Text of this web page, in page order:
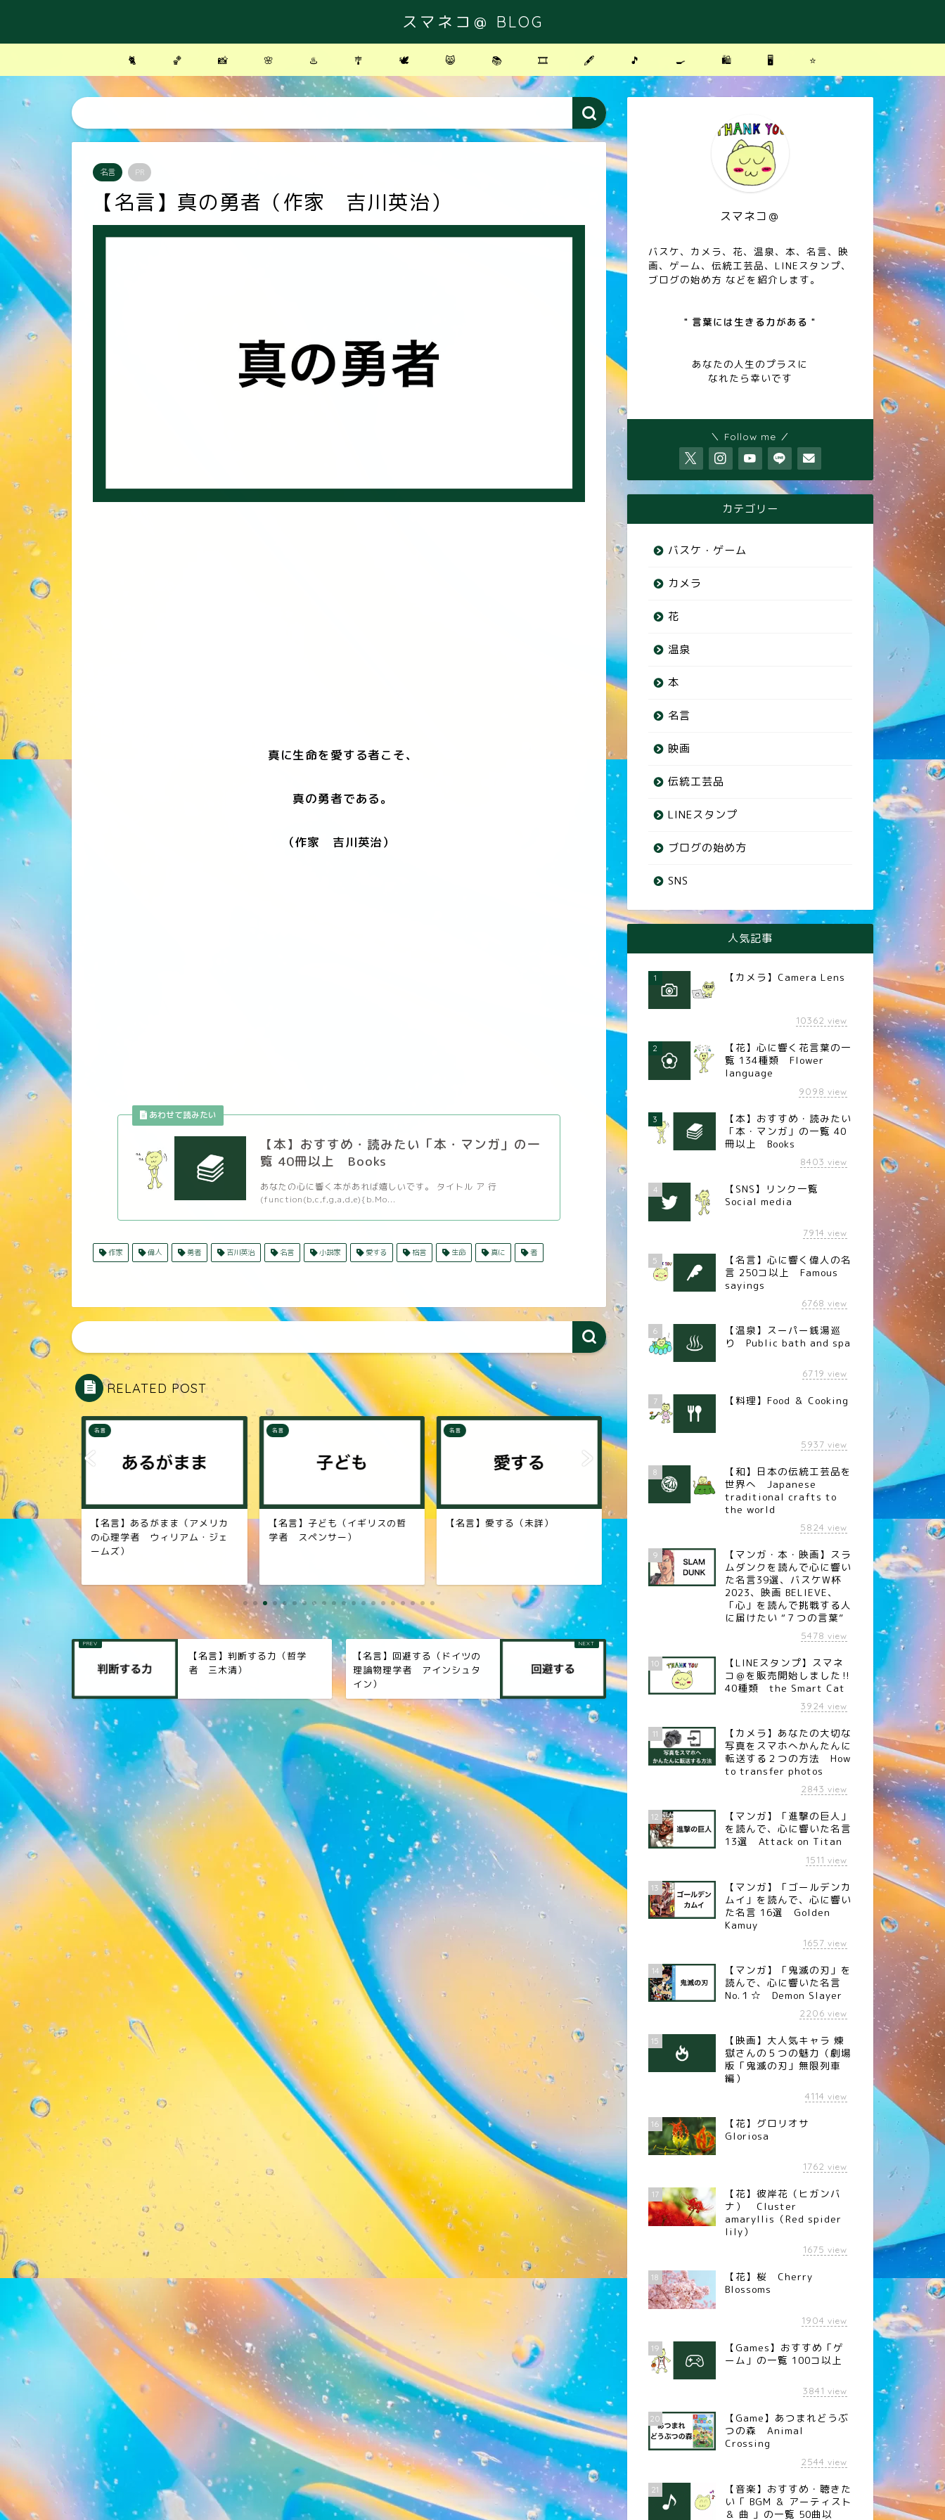
スマネコ＠ BLOG
🐈 🏀 📸 🌸 ♨️ 🎐 🕊 😸 📚 🎞 🖋 🎵 🍳 🛍 🖥 ⭐️
名言 PR
【名言】真の勇者（作家 吉川英治）
真に生命を愛する者こそ、
真の勇者である。
（作家 吉川英治）
【本】おすすめ・読みたい「本・マンガ」の一
覧 40冊以上 Books
あなたの心に響く本があれば嬉しいです。 タイトル ア 行
(function(b,c,f,g,a,d,e){b.Mo...
作家 偉人 勇者 吉川英治 名言 小説家 愛する 格言 生命 真に 者
RELATED POST
イギリス
・ボール
名言
【名言】あるがまま（アメリカ
の心理学者 ウィリアム・ジェ
ームズ）
名言
【名言】子ども（イギリスの哲
学者 スペンサー）
名言
【名言】愛する（未詳）
【名言】心一つ（作家 有島武
郎）
【名言】元気（ヘレン・ケラ
ー）
【名言】判断する力（哲学
者 三木清）
【名言】回避する（ドイツの
理論物理学者 アインシュタ
イン）
スマネコ＠
バスケ、カメラ、花、温泉、本、名言、映
画、ゲーム、伝統工芸品、LINEスタンプ、
ブログの始め方 などを紹介します。
" 言葉には生きる力がある "
あなたの人生のプラスに
なれたら幸いです
＼ Follow me ／
カテゴリー
バスケ・ゲーム
カメラ
花
温泉
本
名言
映画
伝統工芸品
LINEスタンプ
ブログの始め方
SNS
人気記事
1 【カメラ】Camera Lens
10362 view
2
【花】心に響く花言葉の一
覧 134種類 Flower
language
9098 view
3
【本】おすすめ・読みたい
「本・マンガ」の一覧 40
冊以上 Books
8403 view
4
【SNS】リンク一覧
Social media
7914 view
5
【名言】心に響く偉人の名
言 250コ以上 Famous
sayings
6768 view
6
【温泉】スーパー銭湯巡
り Public bath and spa
6719 view
7 【料理】Food ＆ Cooking
5937 view
8
【和】日本の伝統工芸品を
世界へ Japanese
traditional crafts to
the world
5824 view
9
【マンガ・本・映画】スラ
ムダンクを読んで心に響い
た名言39選、バスケW杯
2023、映画 BELIEVE、
「心」を読んで挑戦する人
に届けたい “７つの言葉”
5478 view
10
【LINEスタンプ】スマネ
コ＠を販売開始しました‼︎
40種類 the Smart Cat
3924 view
11
【カメラ】あなたの大切な
写真をスマホへかんたんに
転送する２つの方法 How
to transfer photos
2843 view
12
【マンガ】「進撃の巨人」
を読んで、心に響いた名言
13選 Attack on Titan
1511 view
13
【マンガ】「ゴールデンカ
ムイ」を読んで、心に響い
た名言 16選 Golden
Kamuy
1657 view
14
【マンガ】「鬼滅の刃」を
読んで、心に響いた名言
No.１☆ Demon Slayer
2206 view
15
【映画】大人気キャラ 煉󠄁
獄さんの５つの魅力（劇場
版「鬼滅の刃」無限列車
編）
4114 view
16
【花】グロリオサ
Gloriosa
1762 view
17
【花】彼岸花（ヒガンバ
ナ） Cluster
amaryllis（Red spider
lily）
1675 view
18
【花】桜 Cherry
Blossoms
1904 view
19
【Games】おすすめ「ゲ
ーム」の一覧 100コ以上
3841 view
20
【Game】あつまれどうぶ
つの森 Animal
Crossing
2544 view
21
【音楽】おすすめ・聴きた
い「 BGM ＆ アーティスト
＆ 曲 」の一覧 50曲以